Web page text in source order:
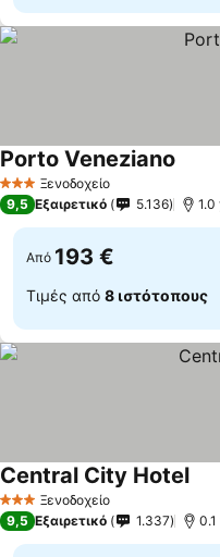
3 ΑστέριαΞενοδοχείο
Porto Veneziano
9,5 Εξαιρετικό 5.136
Από 193 €
Τιμές από 8 ιστότοπους
3 ΑστέριαΞενοδοχείο
Central City Hotel
9,5 Εξαιρετικό 1.337